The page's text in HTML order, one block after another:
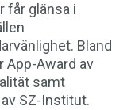
får glänsa i
Bland
App-Award av
samt
SZ-Institut.